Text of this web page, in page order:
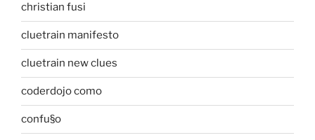
christian fusi
cluetrain manifesto
cluetrain new clues
coderdojo como
confu§o